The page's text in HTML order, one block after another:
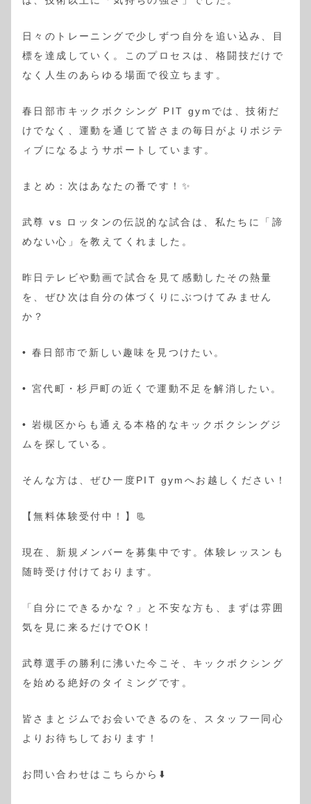
日々のトレーニングで少しずつ自分を追い込み、目
標を達成していく。このプロセスは、格闘技だけで
なく人生のあらゆる場面で役立ちます。
春日部市キックボクシング PIT gymでは、技術だ
けでなく、運動を通じて皆さまの毎日がよりポジテ
ィブになるようサポートしています。
まとめ：次はあなたの番です！✨
武尊 vs ロッタンの伝説的な試合は、私たちに「諦
めない心」を教えてくれました。
昨日テレビや動画で試合を見て感動したその熱量
を、ぜひ次は自分の体づくりにぶつけてみません
か？
• 春日部市で新しい趣味を見つけたい。
• 宮代町・杉戸町の近くで運動不足を解消したい。
• 岩槻区からも通える本格的なキックボクシングジ
ムを探している。
そんな方は、ぜひ一度PIT gymへお越しください！
【無料体験受付中！】📃
現在、新規メンバーを募集中です。体験レッスンも
随時受け付けております。
「自分にできるかな？」と不安な方も、まずは雰囲
気を見に来るだけでOK！
武尊選手の勝利に沸いた今こそ、キックボクシング
を始める絶好のタイミングです。
皆さまとジムでお会いできるのを、スタッフ一同心
よりお待ちしております！
お問い合わせはこちらから⬇️